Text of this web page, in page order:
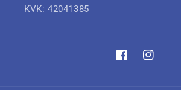
KVK: 42041385
FacebookInstagram